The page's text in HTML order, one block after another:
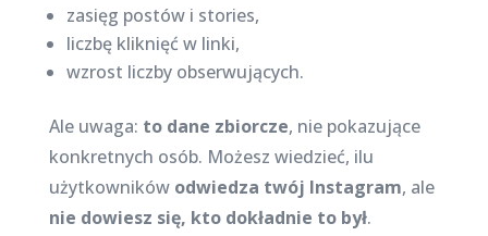
zasięg postów i stories,
liczbę kliknięć w linki,
wzrost liczby obserwujących.
Ale uwaga: to dane zbiorcze, nie pokazujące
konkretnych osób. Możesz wiedzieć, ilu
użytkowników odwiedza twój Instagram, ale
nie dowiesz się, kto dokładnie to był.